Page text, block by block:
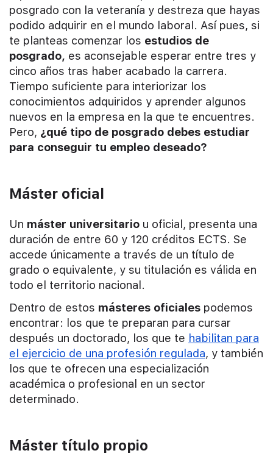
posgrado con la veteranía y destreza que hayas
podido adquirir en el mundo laboral. Así pues, si
te planteas comenzar los estudios de
posgrado, es aconsejable esperar entre tres y
cinco años tras haber acabado la carrera.
Tiempo suficiente para interiorizar los
conocimientos adquiridos y aprender algunos
nuevos en la empresa en la que te encuentres.
Pero, ¿qué tipo de posgrado debes estudiar
para conseguir tu empleo deseado?
Máster oficial
Un máster universitario u oficial, presenta una
duración de entre 60 y 120 créditos ECTS. Se
accede únicamente a través de un título de
grado o equivalente, y su titulación es válida en
todo el territorio nacional.
Dentro de estos másteres oficiales podemos
encontrar: los que te preparan para cursar
después un doctorado, los que te habilitan para
el ejercicio de una profesión regulada, y también
los que te ofrecen una especialización
académica o profesional en un sector
determinado.
Máster título propio